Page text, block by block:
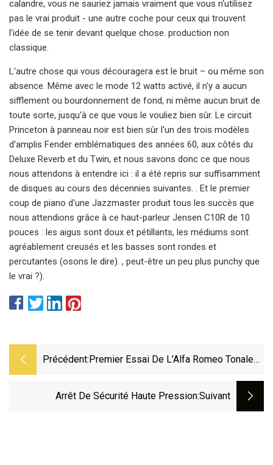
calandre, vous ne sauriez jamais vraiment que vous n'utilisez
pas le vrai produit - une autre coche pour ceux qui trouvent
l'idée de se tenir devant quelque chose. production non
classique.
L'autre chose qui vous découragera est le bruit – ou même son
absence. Même avec le mode 12 watts activé, il n'y a aucun
sifflement ou bourdonnement de fond, ni même aucun bruit de
toute sorte, jusqu'à ce que vous le vouliez bien sûr. Le circuit
Princeton à panneau noir est bien sûr l'un des trois modèles
d'amplis Fender emblématiques des années 60, aux côtés du
Deluxe Reverb et du Twin, et nous savons donc ce que nous
nous attendons à entendre ici : il a été repris sur suffisamment
de disques au cours des décennies suivantes. . Et le premier
coup de piano d'une Jazzmaster produit tous les succès que
nous attendions grâce à ce haut-parleur Jensen C10R de 10
pouces : les aigus sont doux et pétillants, les médiums sont
agréablement creusés et les basses sont rondes et
percutantes (osons le dire). , peut-être un peu plus punchy que
le vrai ?).
Précédent: Premier Essai De L’Alfa Romeo Tonale
Maintenant
Arrêt De Sécurité Haute Pression:suivant